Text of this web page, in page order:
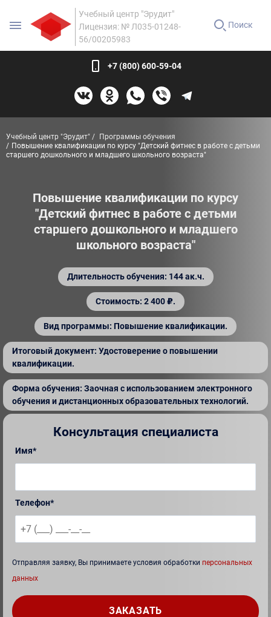
Учебный центр "Эрудит"
Лицензия: № Л035-01248-
56/00205983
Поиск
+7 (800) 600-59-04
Учебный центр "Эрудит"
Программы обучения
Повышение квалификации по курсу "Детский фитнес в работе с детьми
старшего дошкольного и младшего школьного возраста"
Повышение квалификации по курсу
"Детский фитнес в работе с детьми
старшего дошкольного и младшего
школьного возраста"
Длительность обучения: 144 ак.ч.
Стоимость: 2 400 ₽.
Вид программы: Повышение квалификации.
Итоговый документ: Удостоверение о повышении
квалификации.
Форма обучения: Заочная с использованием электронного
обучения и дистанционных образовательных технологий.
Консультация специалиста
Имя*
Телефон*
Отправляя заявку, Вы принимаете условия обработки персональных
данных